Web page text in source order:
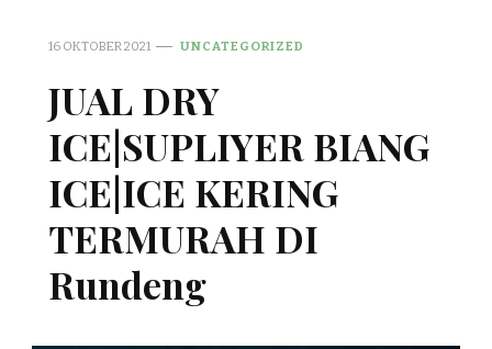
16 OKTOBER 2021 UNCATEGORIZED
JUAL DRY
ICE|SUPLIYER BIANG
ICE|ICE KERING
TERMURAH DI
Rundeng